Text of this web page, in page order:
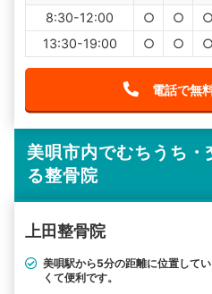
8:30-12:00
○ ○ ○
13:30-19:00
○ ○ ○
電話で無
美唄市内でむちうち・
る整骨院
上田整骨院
美唄駅から5分の距離に位置して
くて便利です。